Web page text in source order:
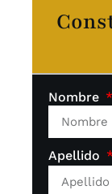
Nombre
Apellido